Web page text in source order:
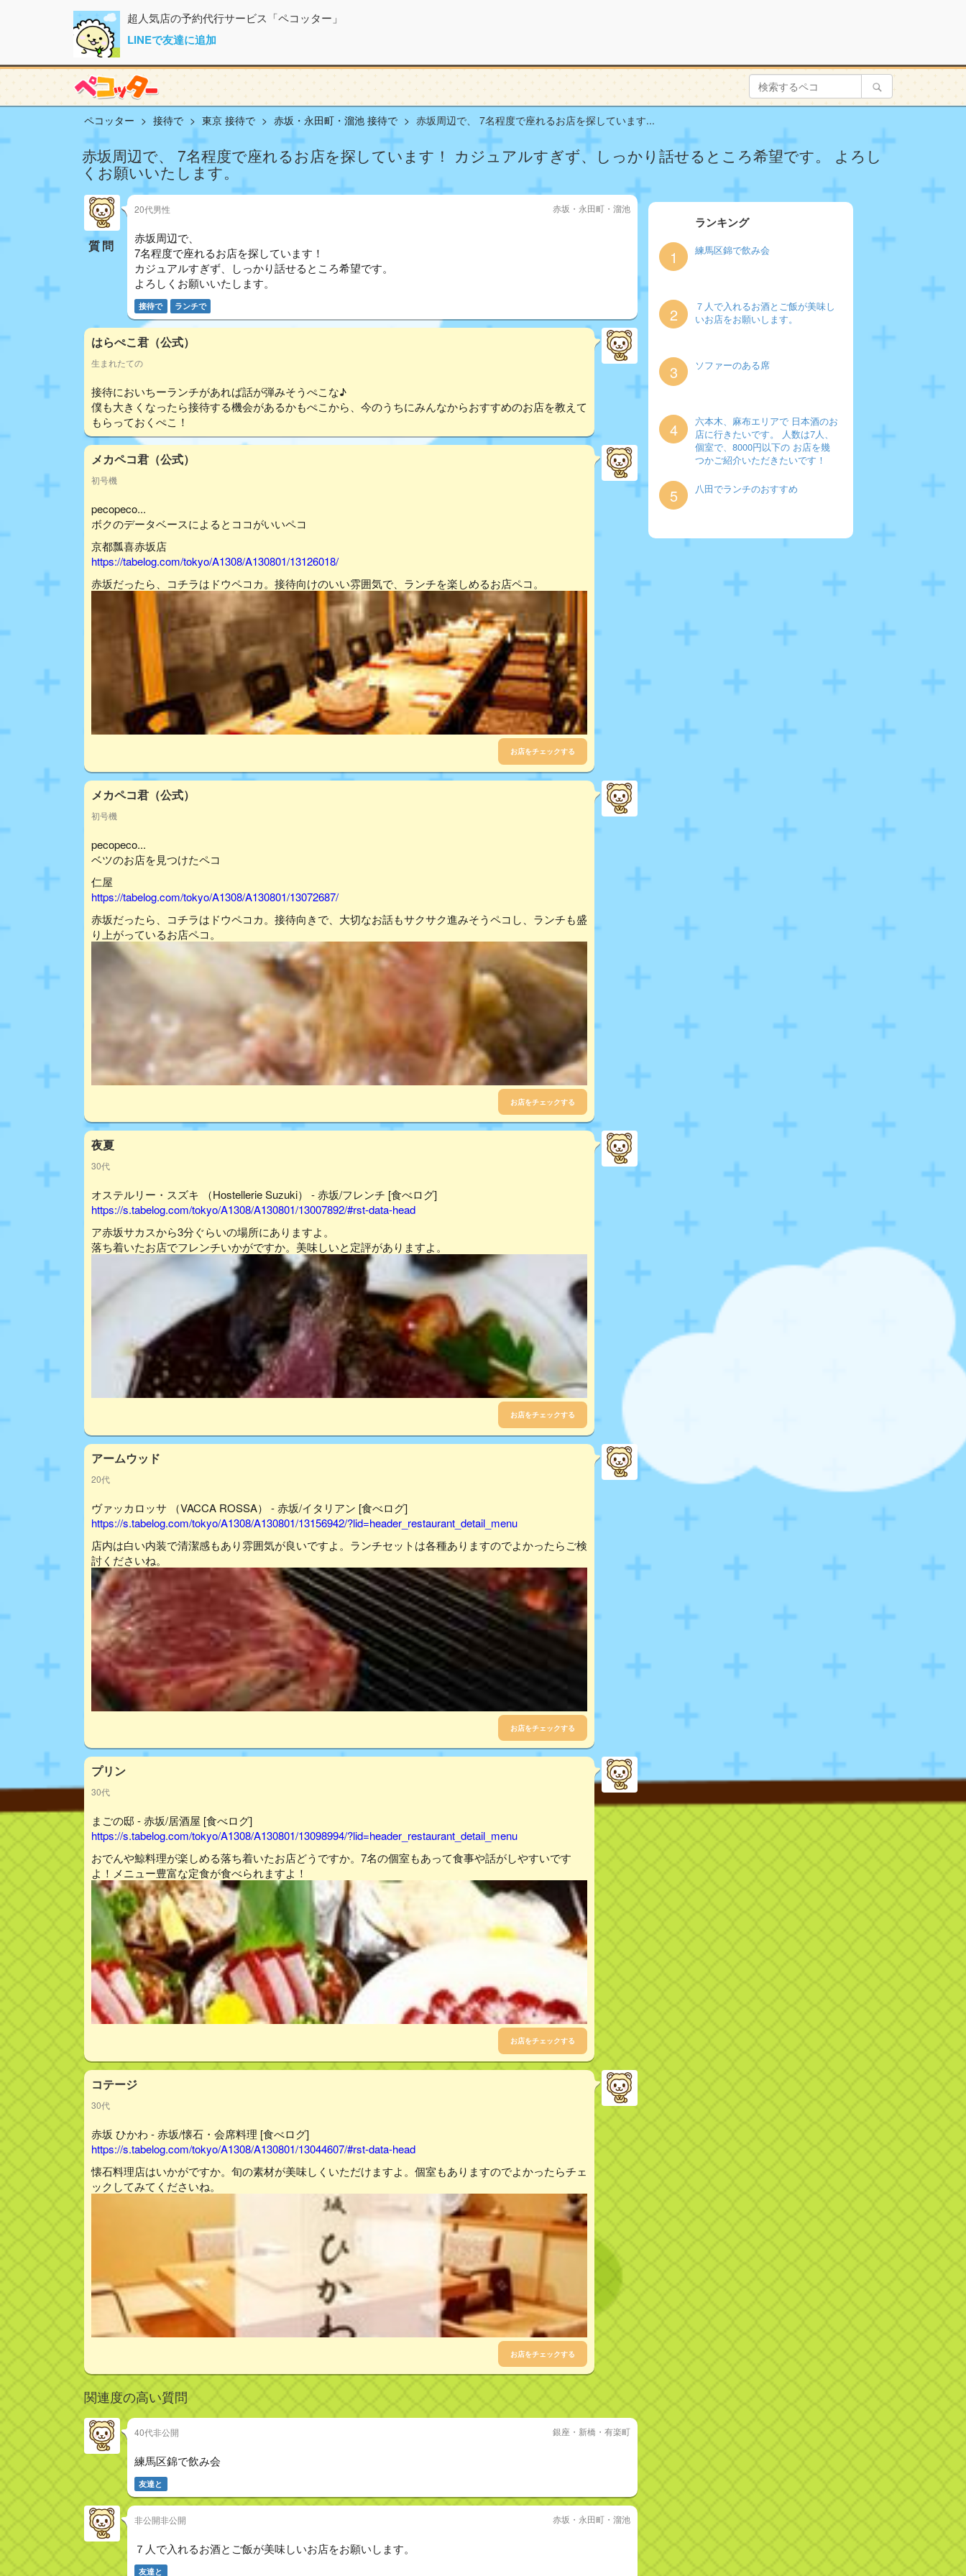
超人気店の予約代行サービス「ペコッター」
LINEで友達に追加
ペコッター 接待で 東京 接待で 赤坂・永田町・溜池 接待で 赤坂周辺で、 7名程度で座れるお店を探しています...
赤坂周辺で、 7名程度で座れるお店を探しています！ カジュアルすぎず、しっかり話せるところ希望です。 よろし
くお願いいたします。
質問
20代男性 赤坂・永田町・溜池
赤坂周辺で、
7名程度で座れるお店を探しています！
カジュアルすぎず、しっかり話せるところ希望です。
よろしくお願いいたします。
接待で ランチで
はらぺこ君（公式）
生まれたての
接待においちーランチがあれば話が弾みそうぺこな♪
僕も大きくなったら接待する機会があるかもぺこから、今のうちにみんなからおすすめのお店を教えて
もらっておくぺこ！
メカペコ君（公式）
初号機
pecopeco...
ボクのデータベースによるとココがいいペコ
京都瓢喜赤坂店
https://tabelog.com/tokyo/A1308/A130801/13126018/
赤坂だったら、コチラはドウペコカ。接待向けのいい雰囲気で、ランチを楽しめるお店ペコ。
お店をチェックする
メカペコ君（公式）
初号機
pecopeco...
ベツのお店を見つけたペコ
仁屋
https://tabelog.com/tokyo/A1308/A130801/13072687/
赤坂だったら、コチラはドウペコカ。接待向きで、大切なお話もサクサク進みそうペコし、ランチも盛
り上がっているお店ペコ。
お店をチェックする
夜夏
30代
オステルリー・スズキ （Hostellerie Suzuki） - 赤坂/フレンチ [食べログ]
https://s.tabelog.com/tokyo/A1308/A130801/13007892/#rst-data-head
ア赤坂サカスから3分ぐらいの場所にありますよ。
落ち着いたお店でフレンチいかがですか。美味しいと定評がありますよ。
お店をチェックする
アームウッド
20代
ヴァッカロッサ （VACCA ROSSA） - 赤坂/イタリアン [食べログ]
https://s.tabelog.com/tokyo/A1308/A130801/13156942/?lid=header_restaurant_detail_menu
店内は白い内装で清潔感もあり雰囲気が良いですよ。ランチセットは各種ありますのでよかったらご検
討くださいね。
お店をチェックする
プリン
30代
まごの邸 - 赤坂/居酒屋 [食べログ]
https://s.tabelog.com/tokyo/A1308/A130801/13098994/?lid=header_restaurant_detail_menu
おでんや鯨料理が楽しめる落ち着いたお店どうですか。7名の個室もあって食事や話がしやすいです
よ！メニュー豊富な定食が食べられますよ！
お店をチェックする
コテージ
30代
赤坂 ひかわ - 赤坂/懐石・会席料理 [食べログ]
https://s.tabelog.com/tokyo/A1308/A130801/13044607/#rst-data-head
懐石料理店はいかがですか。旬の素材が美味しくいただけますよ。個室もありますのでよかったらチェ
ックしてみてくださいね。
お店をチェックする
関連度の高い質問
40代非公開 銀座・新橋・有楽町
練馬区錦で飲み会
友達と
非公開非公開 赤坂・永田町・溜池
７人で入れるお酒とご飯が美味しいお店をお願いします。
友達と
ランキング
1 練馬区錦で飲み会
2
７人で入れるお酒とご飯が美味し
いお店をお願いします。
3 ソファーのある席
4
六本木、麻布エリアで 日本酒のお
店に行きたいです。 人数は7人、
個室で、8000円以下の お店を幾
つかご紹介いただきたいです！
5 八田でランチのおすすめ